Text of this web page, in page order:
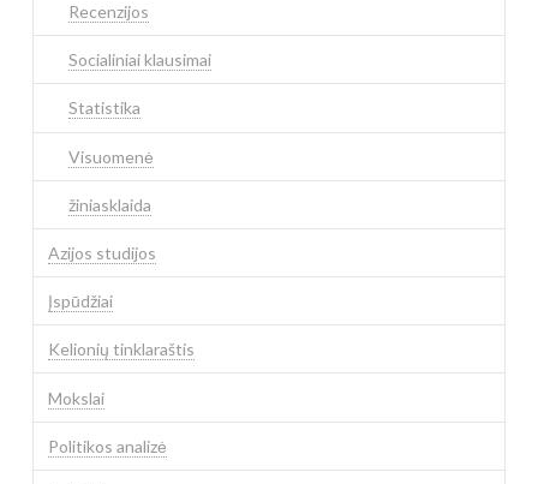
Recenzijos
Socialiniai klausimai
Statistika
Visuomenė
žiniasklaida
Azijos studijos
Įspūdžiai
Kelionių tinklaraštis
Mokslai
Politikos analizė